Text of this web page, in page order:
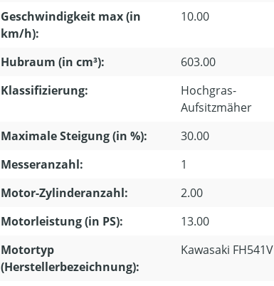
Geschwindigkeit max (in
km/h):
10.00
Hubraum (in cm³):
603.00
Klassifizierung:
Hochgras-
Aufsitzmäher
Maximale Steigung (in %):
30.00
Messeranzahl:
1
Motor-Zylinderanzahl:
2.00
Motorleistung (in PS):
13.00
Motortyp
(Herstellerbezeichnung):
Kawasaki FH541V